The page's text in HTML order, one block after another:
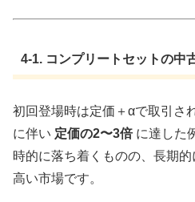
4-1. コンプリートセットの中
初回登場時は定価＋αで取引さ
に伴い 定価の2〜3倍に達した
時的に落ち着くものの、長期
高い市場です。